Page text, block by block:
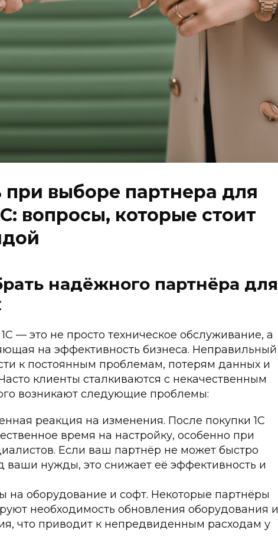
при выборе партнера для
вопросы, которые стоит
надёжного партнёра для
— это не просто техническое обслуживание, а
на эффективность бизнеса. Неправильный
к постоянным проблемам, потерям данных и
клиенты сталкиваются с некачественным
возникают следующие проблемы:
реакция на изменения. После покупки 1С
время на настройку, особенно при
Если ваш партнёр не может быстро
ваши нужды, это снижает её эффективность и
на оборудование и софт. Некоторые партнёры
необходимость обновления оборудования и
что приводит к непредвиденным расходам у